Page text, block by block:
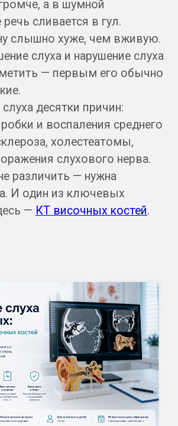
и воспаления среднего
холестеатомы,
слухового нерва.
— нужна
из ключевых
Круглосуточно
прием 24/7*
NewTom VGi Evo